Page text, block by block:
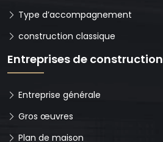
Type d’accompagnement
construction classique
Entreprises de construction
Entreprise générale
Gros œuvres
Plan de maison